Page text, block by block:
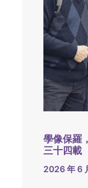
學像保羅
三十四載
2026 年 6